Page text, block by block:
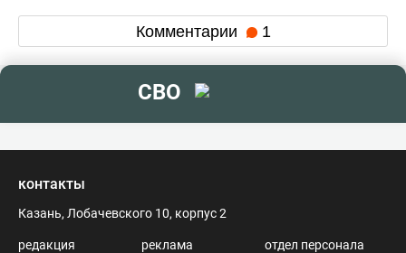
Комментарии 1
СВО
контакты
Казань, Лобачевского 10, корпус 2
редакция
реклама
отдел персонала